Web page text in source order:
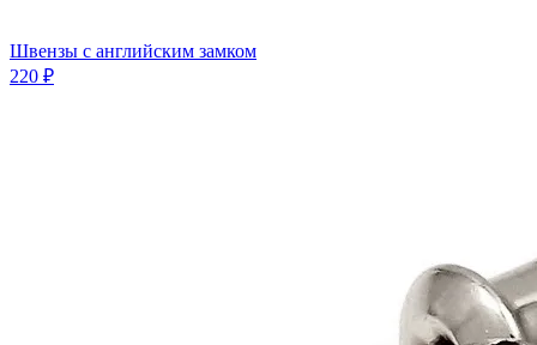
Швензы с английским замком
220 ₽